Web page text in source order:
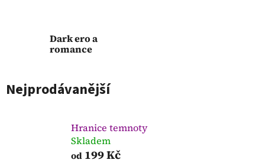
Dark ero a
romance
Nejprodávanější
Hranice temnoty
Skladem
od 199 Kč